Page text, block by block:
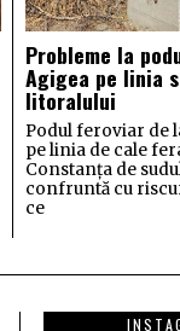
Probleme la
Agigea pe linia
litoralului
Podul feroviar de
pe linia de cale
Constanța de
confruntă cu
ce